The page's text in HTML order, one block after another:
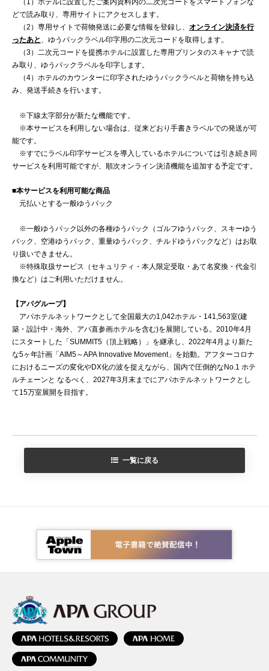
どで読み取り、専用サイトにアクセスします。
（2）専用サイトで荷物発送に必要な情報を登録し、 オンライン決済を行
ったあと
、ゆうパックラベル印字用の二次元コードを取得します。
（3）二次元コードを提携ホテルに設置した専用プリンタのスキャナで読
み取り、ゆうパックラベルを印字します。
（4）ホテルのカウンターに印字されたゆうパックラベルと荷物を持ち込
み、発送手続きを行います。
※下線太字部分が新たな機能です。
※本サービスを利用しない場合は、従来どおり手書きラベルでの発送が可
能です。
※すでにラベル印字サービスを導入しているホテルについては引き続き同
サービスを利用可能ですが、順次オンライン決済機能を追加する予定です。
■本サービスを利用可能な商品
元払いとする一般ゆうパック
※一般ゆうパック以外の各種ゆうパック（ゴルフゆうパック、スキーゆう
パック、空港ゆうパック、重量ゆうパック、チルドゆうパックなど）はお取
り扱いできません。
※特殊取扱サービス（セキュリティ・本人限定受取・あて名変換・代金引
換など）はご利用いただけません。
【アパグループ】
アパホテルネットワークとして全国最大の1,042ホテル・141,563室(建
築・設計中・海外、アパ直参画ホテルを含む)を展開している。2010年4月
にスタートした「SUMMIT5（頂上戦略）」を継承し、2022年4月より新た
な5ヶ年計画「AIM5～APA Innovative Movement」を始動。アフターコロナ
におけるニーズの変化やDX化の波を捉えながら、国内で圧倒的なNo.1 ホテ
ルチェーンと なるべく、2027年3月末までにアパホテルネットワークとし
て15万室展開を目指す。
一覧に戻る